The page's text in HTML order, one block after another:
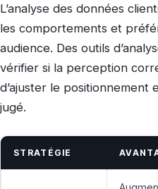
L’analyse des données
les comportements et
audience. Des outils
vérifier si la perception
d’ajuster le positionnement
jugé.
STRATÉGIE